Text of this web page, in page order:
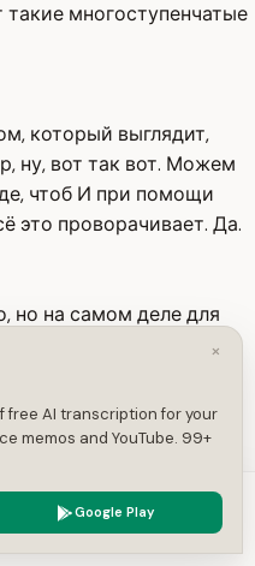
многоступенчатые
который выглядит,
ну, вот так вот. Можем
чтоб И при помощи
это проворачивает. Да.
но на самом деле для
я не написал ни
по сути вайп-кодил и
или иные файлы, папки,
и знания
вам не просто
×
free AI transcription for your
memos and YouTube. 99+
Google Play